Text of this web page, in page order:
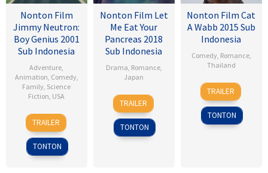
Nonton Film
Jimmy Neutron:
Boy Genius 2001
Sub Indonesia
Adventure,
Animation, Comedy,
Family, Science
Fiction, USA
14
Dec
2001
John
A.
Davis
TRAILER
TONTON
Nonton Film Let
Me Eat Your
Pancreas 2018
Sub Indonesia
Drama, Romance,
Japan
28
Jul
2017
Sho
Tsukikawa
TRAILER
TONTON
Nonton Film Cat
A Wabb 2015 Sub
Indonesia
Comedy, Romance,
Thailand
4
Mar
2015
Nareubadee
Wetchakam
TRAILER
TONTON